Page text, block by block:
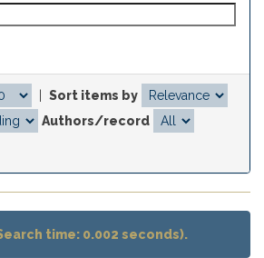
Sort items by
Authors/record
time: 0.002 seconds).